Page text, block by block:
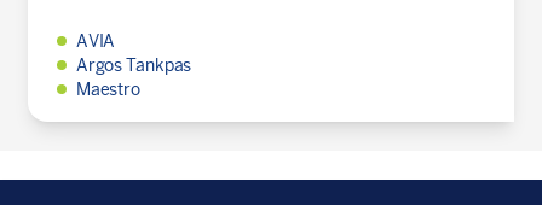
AVIA
Argos Tankpas
Maestro